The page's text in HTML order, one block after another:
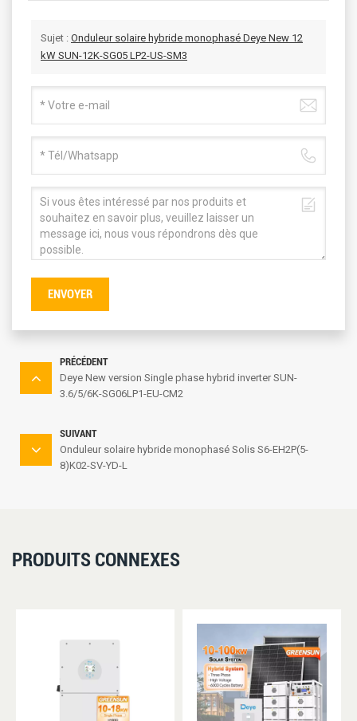
Sujet : Onduleur solaire hybride monophasé Deye New 12
kW SUN-12K-SG05 LP2-US-SM3
ENVOYER
PRÉCÉDENT
Deye New version Single phase hybrid inverter SUN-
3.6/5/6K-SG06LP1-EU-CM2
SUIVANT
Onduleur solaire hybride monophasé Solis S6-EH2P(5-
8)K02-SV-YD-L
PRODUITS CONNEXES